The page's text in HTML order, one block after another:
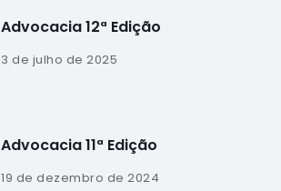
Advocacia 12ª Edição
3 de julho de 2025
Advocacia 11ª Edição
19 de dezembro de 2024